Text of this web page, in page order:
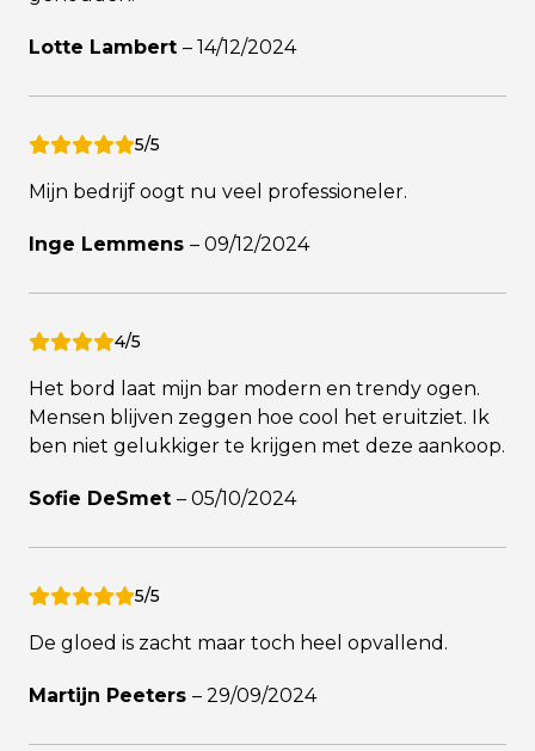
Lotte Lambert – 14/12/2024
5/5
Mijn bedrijf oogt nu veel professioneler.
Inge Lemmens – 09/12/2024
4/5
Het bord laat mijn bar modern en trendy ogen.
Mensen blijven zeggen hoe cool het eruitziet. Ik
ben niet gelukkiger te krijgen met deze aankoop.
Sofie DeSmet – 05/10/2024
5/5
De gloed is zacht maar toch heel opvallend.
Martijn Peeters – 29/09/2024